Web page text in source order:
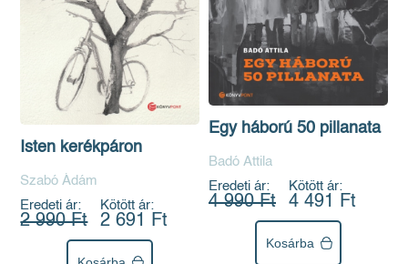
Isten kerékpáron
Szabó Ádám
Eredeti ár:
2 990 Ft
Kötött ár:
2 691 Ft
Egy háború 50 pillanata
Badó Attila
Eredeti ár:
4 990 Ft
Kötött ár:
4 491 Ft
Kosárba